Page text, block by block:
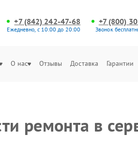
+7 (842) 242-47-68
Ежедневно, с 10:00 до 20:00
+7 (800)
Звонок
О нас Отзывы Доставка Гарантии
ремонта в